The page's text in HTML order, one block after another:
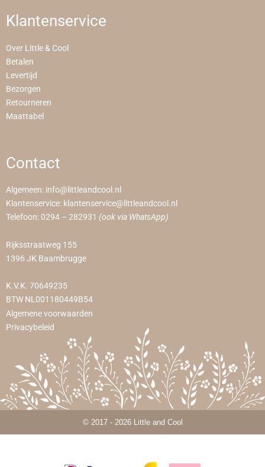
Klantenservice
Over Little & Cool
Betalen
Levertijd
Bezorgen
Retourneren
Maattabel
Contact
Algemeen: info@littleandcool.nl
Klantenservice: klantenservice@littleandcool.nl
Telefoon: 0294 – 282931 (ook via WhatsApp)
Rijksstraatweg 155
1396 JK Baambrugge
K.V.K. 70649235
BTW NL001180449B54
Algemene voorwaarden
Privacybeleid
© 2017 - 2026 Little and Cool